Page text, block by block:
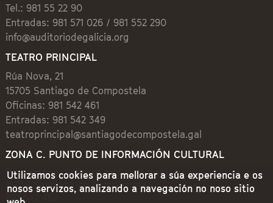
Tel.: 981 55 22 90
Entradas: 981 571 026 / 981 552 290
info@auditoriodegalicia.org
TEATRO PRINCIPAL
Rúa Nova, 21
15705 Santiago de Compostela
Oficinas: 981 542 461
Entradas: 981 542 349
teatroprincipal@santiagodecompostela.gal
ZONA C. PUNTO DE INFORMACIÓN CULTURAL
Preguntoiro, 1 (Praza de Cervantes)
15704 Santiago de Compostela
981 542 462
Utilizamos cookies para mellorar a súa experiencia e os
nosos servizos, analizando a navegación no noso sitio